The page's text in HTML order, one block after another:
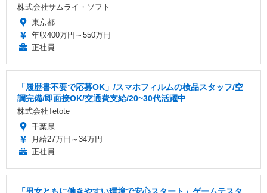
株式会社サムライ・ソフト
東京都
年収400万円～550万円
正社員
「履歴書不要で応募OK」/スマホフィルムの検品スタッフ/空
調完備/即面接OK/交通費支給/20~30代活躍中
株式会社Tetote
千葉県
月給27万円～34万円
正社員